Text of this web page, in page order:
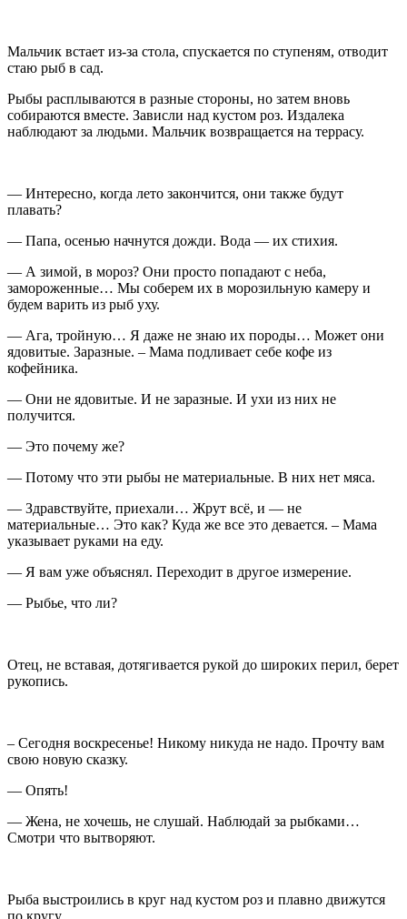
Мальчик встает из-за стола, спускается по ступеням, отводит
стаю рыб в сад.
Рыбы расплываются в разные стороны, но затем вновь
собираются вместе. Зависли над кустом роз. Издалека
наблюдают за людьми. Мальчик возвращается на террасу.
— Интересно, когда лето закончится, они также будут
плавать?
— Папа, осенью начнутся дожди. Вода — их стихия.
— А зимой, в мороз? Они просто попадают с неба,
замороженные… Мы соберем их в морозильную камеру и
будем варить из рыб уху.
— Ага, тройную… Я даже не знаю их породы… Может они
ядовитые. Заразные. – Мама подливает себе кофе из
кофейника.
— Они не ядовитые. И не заразные. И ухи из них не
получится.
— Это почему же?
— Потому что эти рыбы не материальные. В них нет мяса.
— Здравствуйте, приехали… Жрут всё, и — не
материальные… Это как? Куда же все это девается. – Мама
указывает руками на еду.
— Я вам уже объяснял. Переходит в другое измерение.
— Рыбье, что ли?
Отец, не вставая, дотягивается рукой до широких перил, берет
рукопись.
– Сегодня воскресенье! Никому никуда не надо. Прочту вам
свою новую сказку.
— Опять!
— Жена, не хочешь, не слушай. Наблюдай за рыбками…
Смотри что вытворяют.
Рыба выстроились в круг над кустом роз и плавно движутся
по кругу.